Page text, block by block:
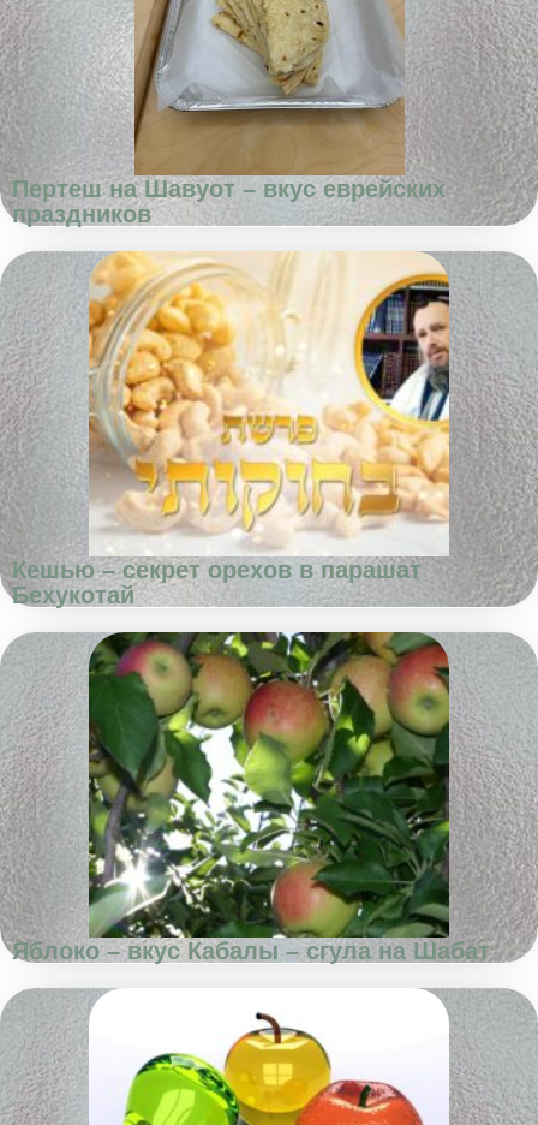
Пертеш на Шавуот – вкус еврейских
праздников
Кешью – секрет орехов в парашат
Бехукотай
Яблоко – вкус Кабалы – сгула на Шабат